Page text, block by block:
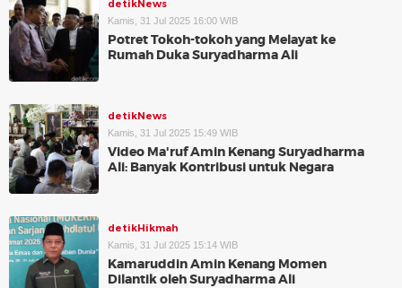
detikNews
Kamis, 31 Jul 2025 16:00 WIB
Potret Tokoh-tokoh yang Melayat ke
Rumah Duka Suryadharma Ali
detikNews
Kamis, 31 Jul 2025 15:49 WIB
Video Ma'ruf Amin Kenang Suryadharma
Ali: Banyak Kontribusi untuk Negara
detikHikmah
Kamis, 31 Jul 2025 15:14 WIB
Kamaruddin Amin Kenang Momen
Dilantik oleh Suryadharma Ali